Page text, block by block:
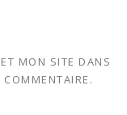
MON SITE DANS